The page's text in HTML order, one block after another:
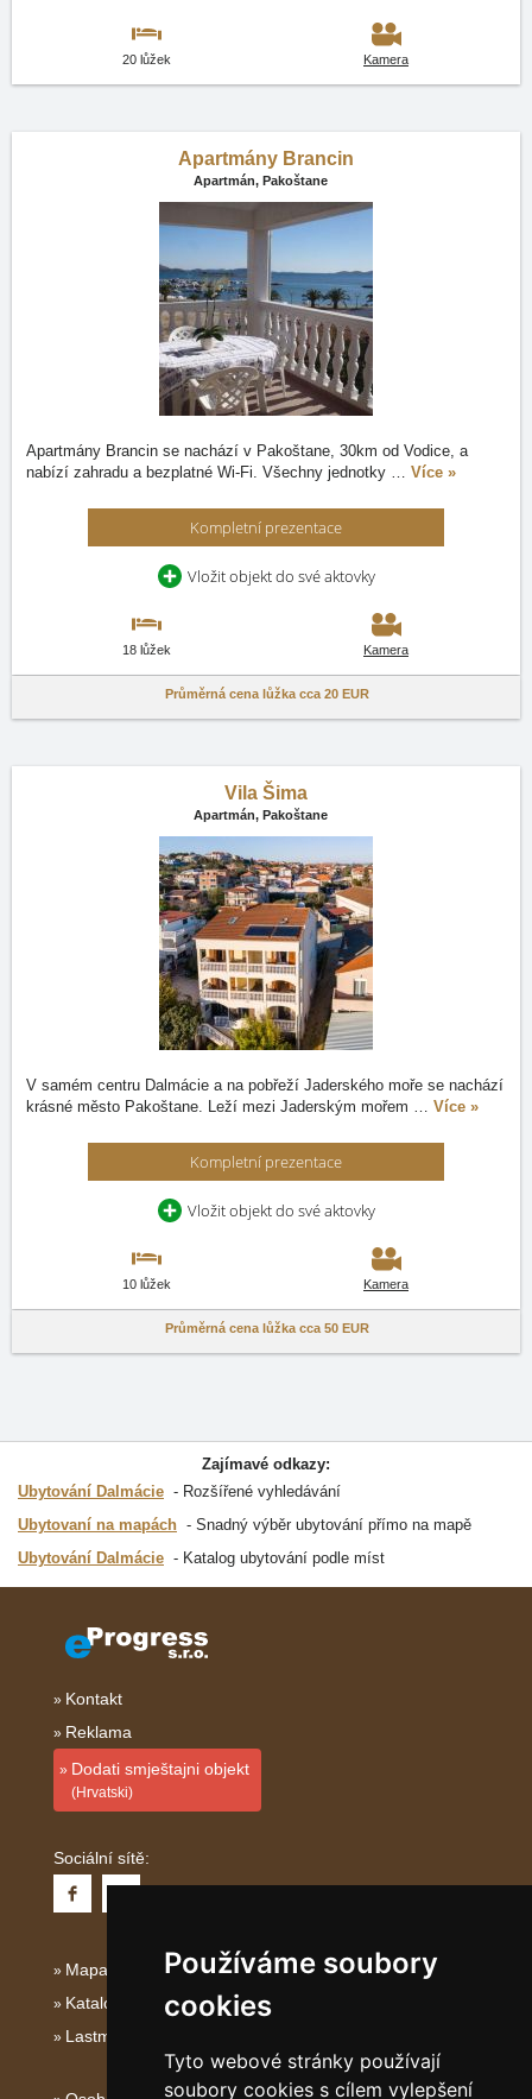
Používáme soubory
cookies
Tyto webové stránky používají
soubory cookies s cílem vylepšení
20 lůžek Kamera
Apartmány Brancin
Apartmán, Pakoštane
Apartmány Brancin se nachází v Pakoštane, 30km od Vodice, a
nabízí zahradu a bezplatné Wi-Fi. Všechny jednotky … Více »
Kompletní prezentace
Vložit objekt do své aktovky
18 lůžek Kamera
Průměrná cena lůžka cca 20 EUR
Vila Šima
Apartmán, Pakoštane
V samém centru Dalmácie a na pobřeží Jaderského moře se nachází
krásné město Pakoštane. Leží mezi Jaderským mořem … Více »
Kompletní prezentace
Vložit objekt do své aktovky
10 lůžek Kamera
Průměrná cena lůžka cca 50 EUR
Zajímavé odkazy:
Ubytování Dalmácie
Rozšířené vyhledávání
Ubytovaní na mapách
Snadný výběr ubytování přímo na mapě
Ubytování Dalmácie
Katalog ubytování podle míst
Kontakt
Reklama
Dodati smještajni objekt
(Hrvatski)
Sociální sítě:
Mapa serveru Dalmácie
Katalog ubytování Dalmácie
Lastminute Dalmácie